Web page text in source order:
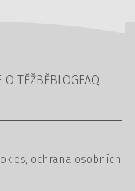
O TĚŽBĚBLOGFAQ
, ochrana osobních